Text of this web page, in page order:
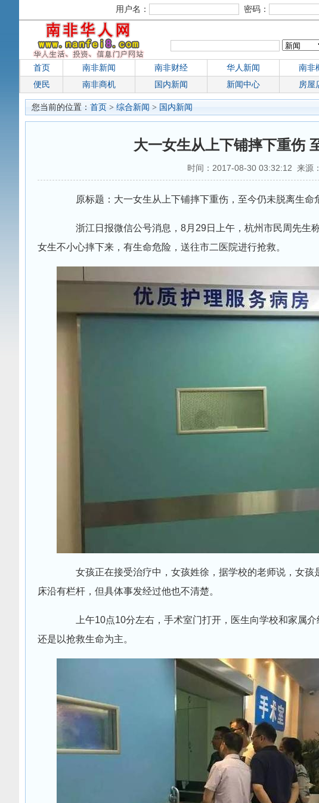
用户名： 密码：
首页 南非新闻 南非财经 华人新闻 南非
便民
南非商机 国内新闻 新闻中心 房屋
您当前的位置： 首页 > 综合新闻 > 国内新闻
大一女生从上下铺摔下重伤
时间：2017-08-30 03:32:12 来源
原标题：大一女生从上下铺摔下重伤，至今仍未脱离生
浙江日报微信公号消息，8月29日上午，杭州市民周先生
女生不小心摔下来，有生命危险，送往市二医院进行抢救。
女孩正在接受治疗中，女孩姓徐，据学校的老师说，女孩
床沿有栏杆，但具体事发经过他也不清楚。
上午10点10分左右，手术室门打开，医生向学校和家属介
还是以抢救生命为主。